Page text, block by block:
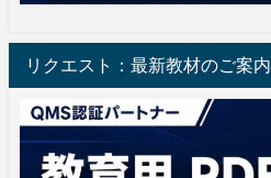
リクエスト：最新教材のご案内